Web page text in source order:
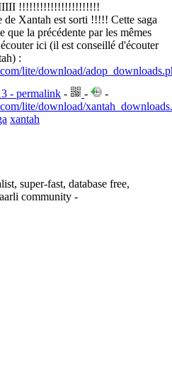
!!!!!!!!!!!!!!!!!!!!!!!
de Xantah est sorti !!!!! Cette saga
que la précédente par les mêmes
ici (il est conseillé d'écouter
:
lite/download/
- permalink - -
-
lite/download/
xantah
super-fast, database free,
community -